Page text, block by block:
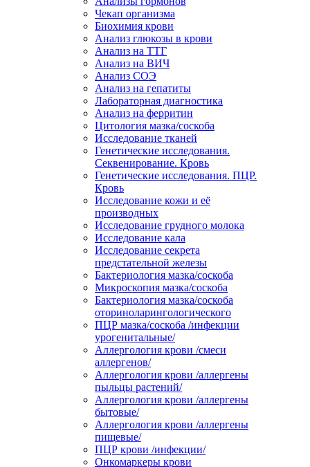
Чекап организма
Биохимия крови
Анализ глюкозы в крови
Анализ на ТТГ
Анализ на ВИЧ
Анализ СОЭ
Анализ на гепатиты
Лабораторная диагностика
Анализ на ферритин
Цитология мазка/соскоба
Исследование тканей
Генетические исследования.
Секвенирование. Кровь
Генетические исследования. ПЦР.
Кровь
Исследование кожи и её
производных
Исследование грудного молока
Исследование кала
Исследование секрета
предстательной железы
Бактериология мазка/соскоба
Микроскопия мазка/соскоба
Бактериология мазка/соскоба
оториноларингологического
ПЦР мазка/соскоба /инфекции
урогенитальные/
Аллергология крови /смеси
аллергенов/
Аллергология крови /аллергены
пыльцы растений/
Аллергология крови /аллергены
бытовые/
Аллергология крови /аллергены
пищевые/
ПЦР крови /инфекции/
Онкомаркеры крови